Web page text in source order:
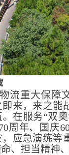
流重大保障
来，来之能
在服务“双
周年、国庆
应急演练等
、担当精神